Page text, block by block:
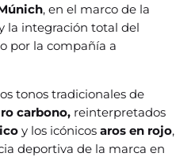
, en el marco de la
la integración total del
por la compañía a
tonos tradicionales de
carbono, reinterpretados
y los icónicosaros en rojo,
deportiva de la marca en